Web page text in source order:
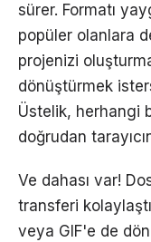
sürer. Formatı
popüler olanlara
projenizi
dönüştürmek
Üstelik, herhangi
doğrudan
Ve dahası var!
transferi
veya GIF'e de